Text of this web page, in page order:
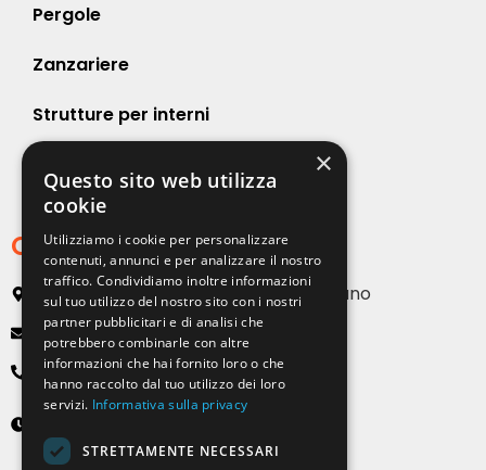
Pergole
Zanzariere
Strutture per interni
Contatti
Via Emilia, 13 20090 Buccinasco – Milano
info@solartendemilano.it
+ 39 0239 931 187
Lunedì-Venerdì
8:30 - 12:30 e 14:00 - 18:00
×
Questo sito web utilizza
cookie
Utilizziamo i cookie per personalizzare
contenuti, annunci e per analizzare il nostro
traffico. Condividiamo inoltre informazioni
sul tuo utilizzo del nostro sito con i nostri
partner pubblicitari e di analisi che
potrebbero combinarle con altre
informazioni che hai fornito loro o che
hanno raccolto dal tuo utilizzo dei loro
servizi. Informativa sulla privacy
STRETTAMENTE NECESSARI